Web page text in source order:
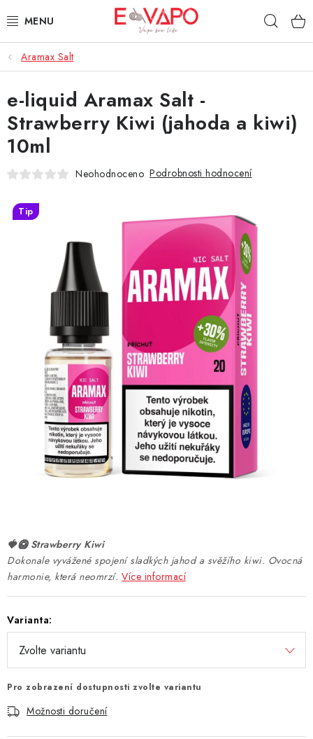
na
3D TISK
TIPY ZA DOBROU CENU
AROMATA A PŘÍCHUTĚ
BÁZE
E-LIQUIDY
E-CIGARETY
NIKOTINOVÉ SÁČKY
DÁRKOVÉ VOUCHERY
ATOMIZÉRY A CARTRIDGE
BATERIE A NABÍJEČKY
GRIPY & MODY
PŘÍSLUŠENSTVÍ
Vše o nákupu
Kontakty
Prodejny Volná místa
Aramax Salt
🍓🥝 Strawberry Kiwi
Dokonale vyvážené spojení sladkých jahod a svěžího kiwi. Ovocná
harmonie, která neomrzí. Více informací
Varianta:
Pro zobrazení dostupnosti zvolte variantu
Možnosti doručení
e-liquid Aramax Salt -
Strawberry Kiwi (jahoda a kiwi)
10ml
Neohodnoceno Podrobnosti hodnocení
Tip